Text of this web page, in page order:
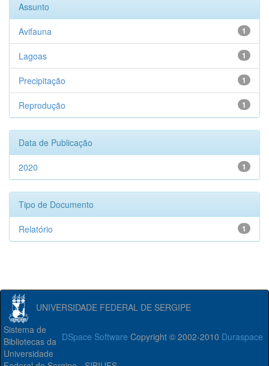
Assunto
1
Avifauna
1
Lagoas
1
Precipitação
1
Reprodução
Data de Publicação
1
2020
Tipo de Documento
1
Relatório
UNIVERSIDADE FEDERAL DE SERGIPE
DSpace Software Copyright © 2002-2010 Duraspace
Sistema de
Bibliotecas da
Universidade